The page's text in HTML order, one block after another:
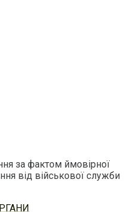
за фактом ймовірної
від військової служби